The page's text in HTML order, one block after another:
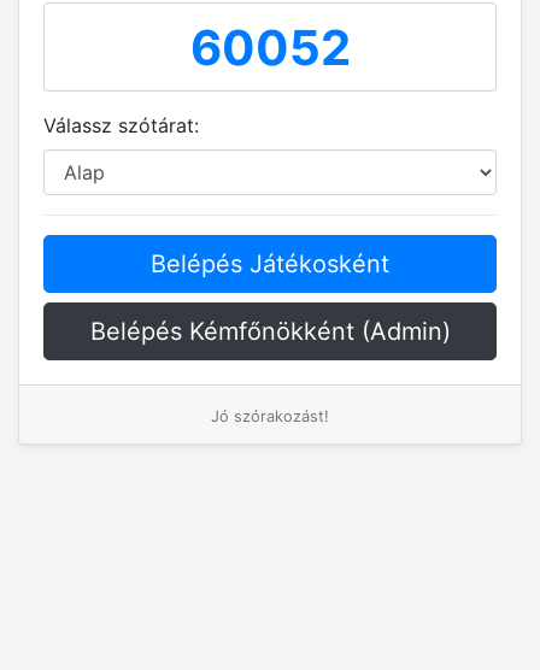
Válassz szótárat:
Belépés Játékosként
Belépés Kémfőnökként (Admin)
Jó szórakozást!